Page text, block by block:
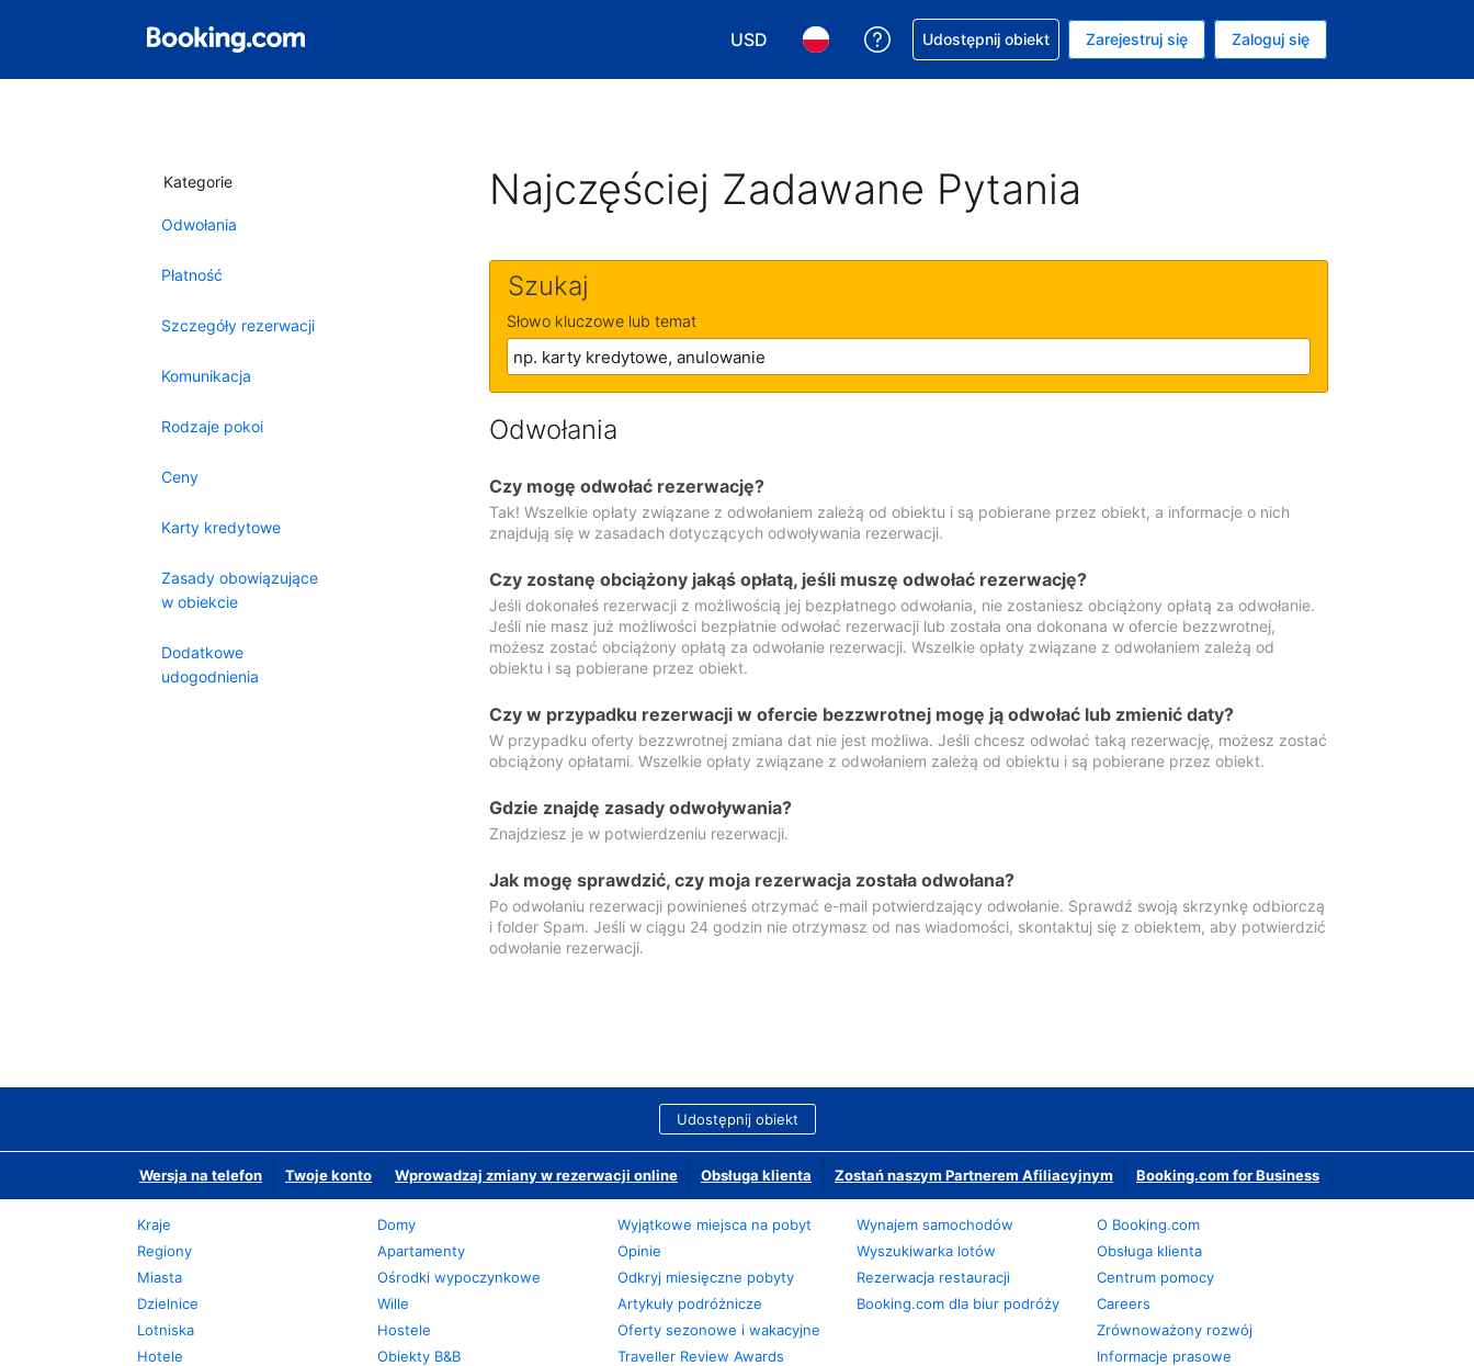
USD
Wybierz walutę. Wybrana waluta to Dolar amerykański
Wybierz język. Wybrany język to Polski
Uzyskaj pomoc w sprawie rezerwacji
Udostępnij obiekt Zarejestruj się Zaloguj się
Kategorie
Odwołania
Płatność
Szczegóły rezerwacji
Komunikacja
Rodzaje pokoi
Ceny
Karty kredytowe
Zasady obowiązujące
w obiekcie
Dodatkowe
udogodnienia
Najczęściej Zadawane Pytania
Szukaj
Słowo kluczowe lub temat
Odwołania
Czy mogę odwołać rezerwację?
Tak! Wszelkie opłaty związane z odwołaniem zależą od obiektu i są pobierane przez obiekt, a informacje o nich
znajdują się w zasadach dotyczących odwoływania rezerwacji.
Czy zostanę obciążony jakąś opłatą, jeśli muszę odwołać rezerwację?
Jeśli dokonałeś rezerwacji z możliwością jej bezpłatnego odwołania, nie zostaniesz obciążony opłatą za odwołanie.
Jeśli nie masz już możliwości bezpłatnie odwołać rezerwacji lub została ona dokonana w ofercie bezzwrotnej,
możesz zostać obciążony opłatą za odwołanie rezerwacji. Wszelkie opłaty związane z odwołaniem zależą od
obiektu i są pobierane przez obiekt.
Czy w przypadku rezerwacji w ofercie bezzwrotnej mogę ją odwołać lub zmienić daty?
W przypadku oferty bezzwrotnej zmiana dat nie jest możliwa. Jeśli chcesz odwołać taką rezerwację, możesz zostać
obciążony opłatami. Wszelkie opłaty związane z odwołaniem zależą od obiektu i są pobierane przez obiekt.
Gdzie znajdę zasady odwoływania?
Znajdziesz je w potwierdzeniu rezerwacji.
Jak mogę sprawdzić, czy moja rezerwacja została odwołana?
Po odwołaniu rezerwacji powinieneś otrzymać e-mail potwierdzający odwołanie. Sprawdź swoją skrzynkę odbiorczą
i folder Spam. Jeśli w ciągu 24 godzin nie otrzymasz od nas wiadomości, skontaktuj się z obiektem, aby potwierdzić
odwołanie rezerwacji.
Udostępnij obiekt
Wersja na telefon Twoje konto Wprowadzaj zmiany w rezerwacji online Obsługa klienta Zostań naszym Partnerem Afiliacyjnym Booking.com for Business
Kraje
Regiony
Miasta
Dzielnice
Lotniska
Hotele
Domy
Apartamenty
Ośrodki wypoczynkowe
Wille
Hostele
Obiekty B&B
Wyjątkowe miejsca na pobyt
Opinie
Odkryj miesięczne pobyty
Artykuły podróżnicze
Oferty sezonowe i wakacyjne
Traveller Review Awards
Wynajem samochodów
Wyszukiwarka lotów
Rezerwacja restauracji
Booking.com dla biur podróży
O Booking.com
Obsługa klienta
Centrum pomocy
Careers
Zrównoważony rozwój
Informacje prasowe